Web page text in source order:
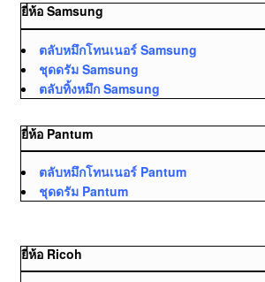
ยี่ห้อ Samsung
ตลับหมึกโทนเนอร์ Samsung
ชุดดรัม Samsung
ตลับทิ้งหมึก Samsung
ยี่ห้อ Pantum
ตลับหมึกโทนเนอร์ Pantum
ชุดดรัม Pantum
ยี่ห้อ Ricoh